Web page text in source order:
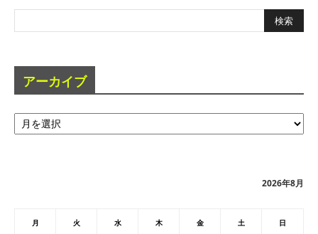
アーカイブ
ア
ー
2026年8月
月 火 水 木 金 土 日